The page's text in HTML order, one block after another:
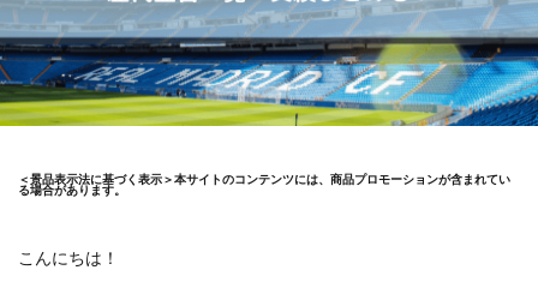
＜景品表示法に基づく表示＞本サイトのコンテンツには、商品プロモーションが含まれてい
る場合があります。
こんにちは！